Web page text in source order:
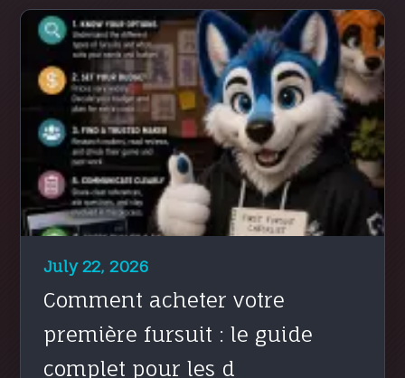
July 22, 2026
Comment acheter votre
première fursuit : le guide
complet pour les d